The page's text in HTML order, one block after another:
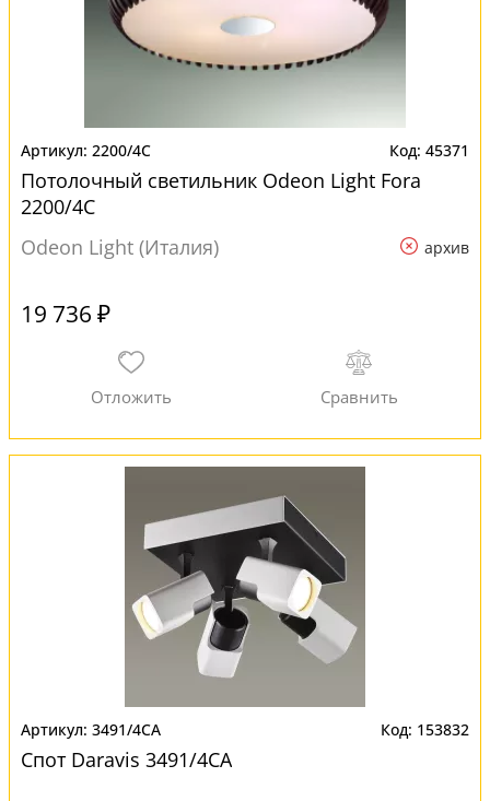
2200/4C 45371
Потолочный светильник Odeon Light Fora
2200/4C
Odeon Light (Италия)
архив
19 736 ₽
3491/4CA 153832
Спот Daravis 3491/4CA